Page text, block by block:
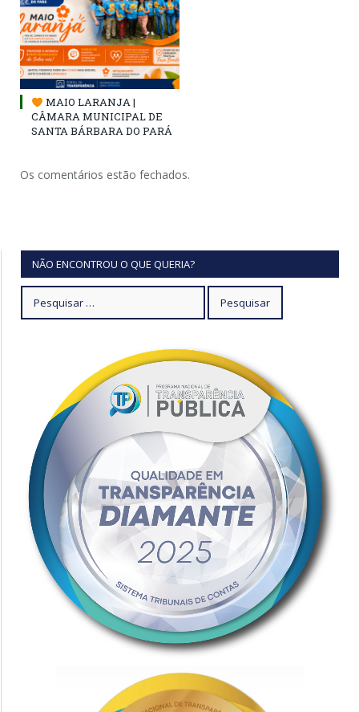
MAIO LARANJA |
CÂMARA MUNICIPAL DE
SANTA BÁRBARA DO PARÁ
Os comentários estão fechados.
NÃO ENCONTROU O QUE QUERIA?